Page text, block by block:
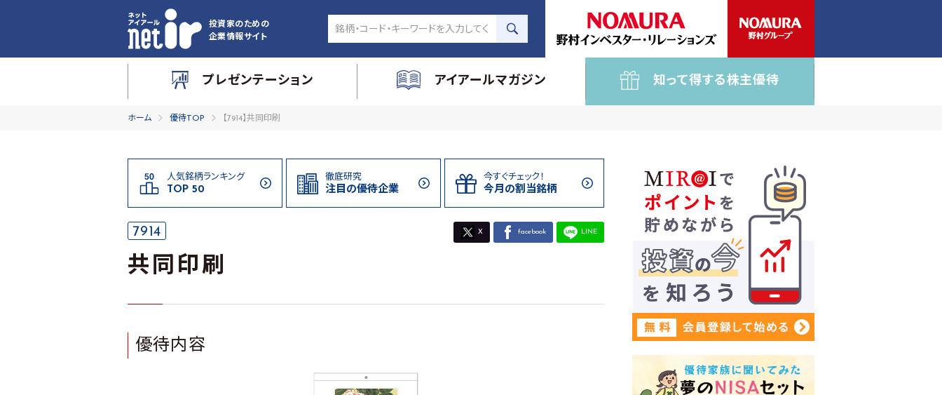
投資家のための
企業情報サイト
プレゼンテーション アイアールマガジン 知って得する株主優待
ホーム 優待TOP 【7914】共同印刷
人気銘柄ランキング
TOP 50
徹底研究
注目の優待企業
今すぐチェック！
今月の割当銘柄
7914 X facebook LINE
共同印刷
優待内容